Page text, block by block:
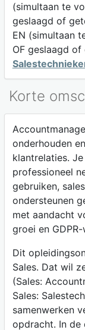
(simultaan te
geslaagd of
EN (simultaan
OF geslaagd
Korte
onderhouden
klantrelaties.
professioneel
gebruiken,
ondersteunen
met aandacht
groei en
Dit
Sales. Dat wil
(Sales:
Sales:
samenwerken
opdracht. In de